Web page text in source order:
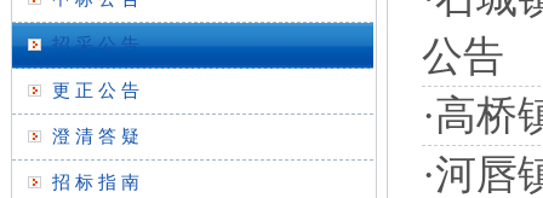
招 采 公 告
更 正 公 告
澄 清 答 疑
招 标 指 南
公告
·高桥
·河唇